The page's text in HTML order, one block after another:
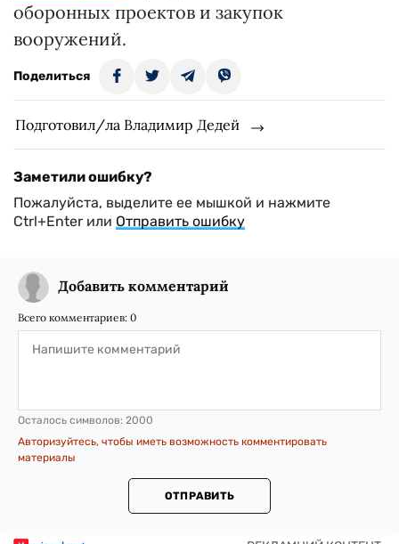
оборонных проектов и закупок
вооружений.
Поделиться
Подготовил/ла Владимир Дедей
Заметили ошибку?
Пожалуйста, выделите ее мышкой и нажмите
Ctrl+Enter или Отправить ошибку
Добавить комментарий
Всего комментариев: 0
Осталось символов: 2000
Авторизуйтесь, чтобы иметь возможность комментировать
материалы
ОТПРАВИТЬ